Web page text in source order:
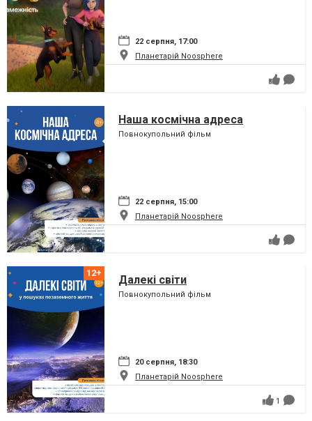
22 серпня, 17:00
Планетарій Noosphere
Наша космічна адреса
Повнокупольний фільм
22 серпня, 15:00
Планетарій Noosphere
Далекі світи
Повнокупольний фільм
20 серпня, 18:30
Планетарій Noosphere
1